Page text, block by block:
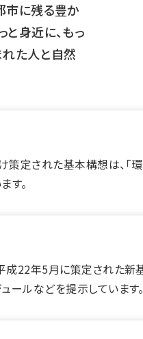
市に残る豊か
身近に、もっ
れた人と自然
定された基本構想は、「
す。
22年5月に策定された新
ールなどを提示しています。